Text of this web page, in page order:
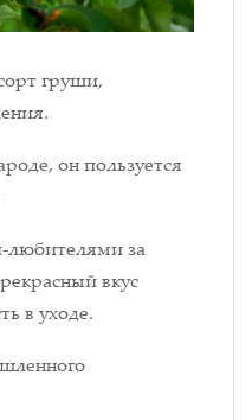
груши,
он пользуется
за
вкус
в уходе.